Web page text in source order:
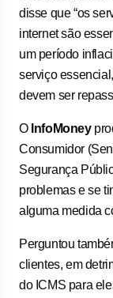
disse que “os
internet são
um período
serviço
devem ser
O InfoMoney
Consumidor
Segurança
problemas e se
alguma medida
Perguntou
clientes, em
do ICMS para